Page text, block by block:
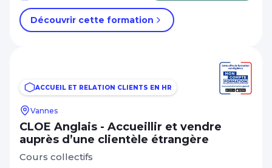
Découvrir cette formation
ACCUEIL ET RELATION CLIENTS EN HR
Vannes
CLOE Anglais - Accueillir et vendre
auprès d’une clientèle étrangère
Cours collectifs